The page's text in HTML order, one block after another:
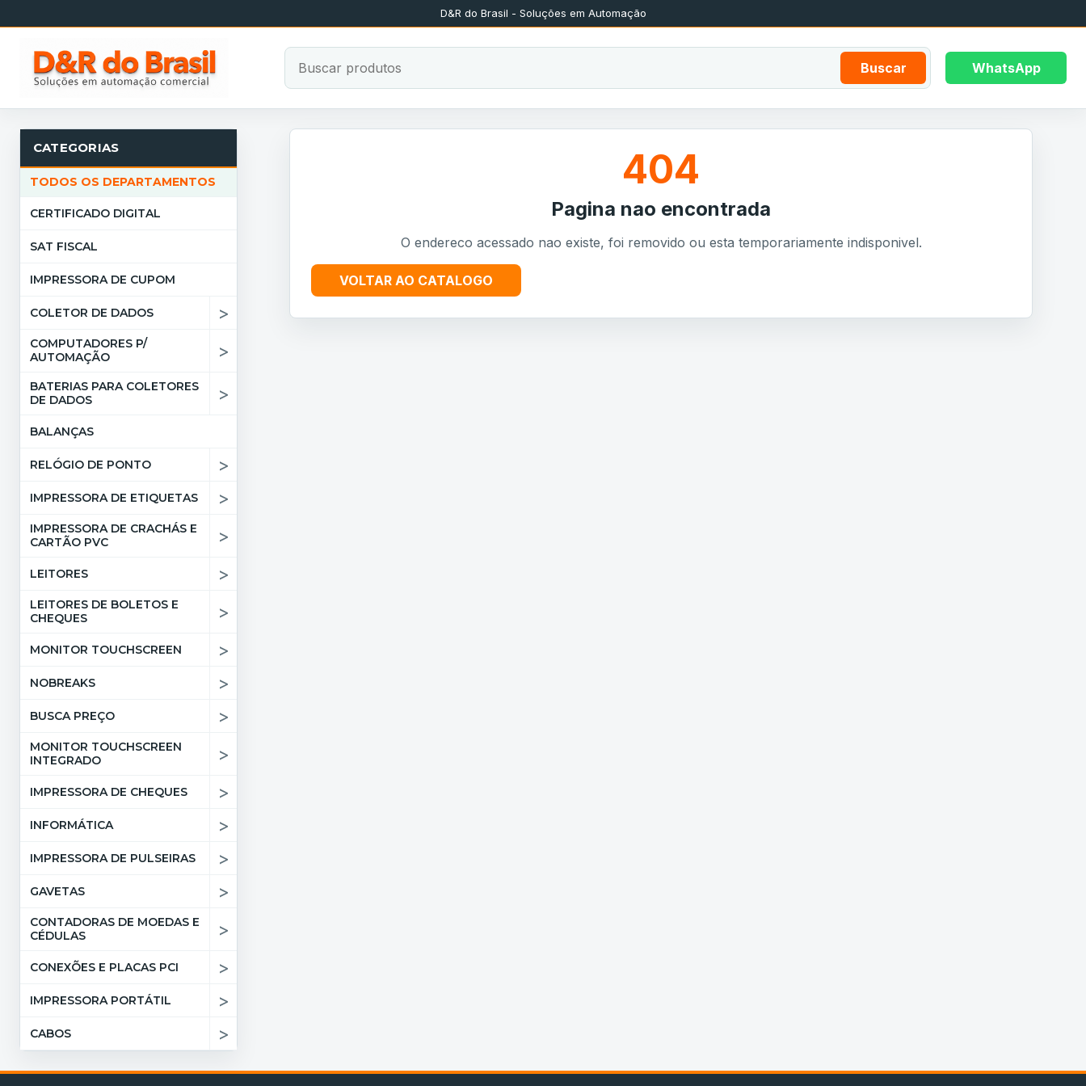
D&R do Brasil - Soluções em Automação
Buscar WhatsApp
CATEGORIAS
TODOS OS DEPARTAMENTOS
CERTIFICADO DIGITAL
SAT FISCAL
IMPRESSORA DE CUPOM
COLETOR DE DADOS >
COMPUTADORES P/
AUTOMAÇÃO
>
BATERIAS PARA COLETORES
DE DADOS
>
BALANÇAS
RELÓGIO DE PONTO >
IMPRESSORA DE ETIQUETAS >
IMPRESSORA DE CRACHÁS E
CARTÃO PVC
>
LEITORES >
LEITORES DE BOLETOS E
CHEQUES
>
MONITOR TOUCHSCREEN >
NOBREAKS >
BUSCA PREÇO >
MONITOR TOUCHSCREEN
INTEGRADO
>
IMPRESSORA DE CHEQUES >
INFORMÁTICA >
IMPRESSORA DE PULSEIRAS >
GAVETAS >
CONTADORAS DE MOEDAS E
CÉDULAS
>
CONEXÕES E PLACAS PCI >
IMPRESSORA PORTÁTIL >
CABOS >
404
Pagina nao encontrada
O endereco acessado nao existe, foi removido ou esta temporariamente indisponivel.
VOLTAR AO CATALOGO